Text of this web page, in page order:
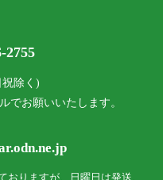
2755
祝除く)
でお願いいたします。
りますが、日曜日は発送、